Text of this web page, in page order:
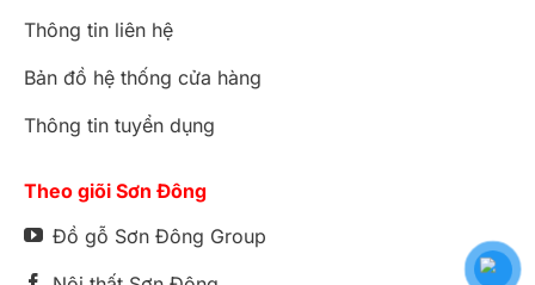
Thông tin liên hệ
Bản đồ hệ thống cửa hàng
Thông tin tuyển dụng
Theo giõi Sơn Đông
Đồ gỗ Sơn Đông Group